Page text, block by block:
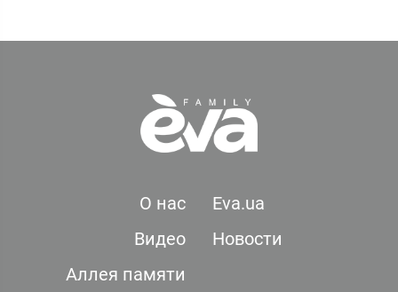
О нас
Eva.ua
Видео
Новости
Аллея памяти